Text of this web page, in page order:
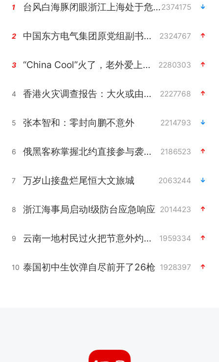
1 台风白海豚闭眼浙江上海处于危险半圆2374175
2 中国东方电气集团原党组副书记、董事宋致远被查 2324767
3 “China Cool”火了，老外爱上中国避暑游 2280303
4 香港火灾调查报告：大火或由烟头引起 2227768
5 张本智和：零封向鹏不意外 2214793
6 俄黑客称掌握北约直接参与袭俄证据 2186523
7 万岁山接盘烂尾恒大文旅城 2063244
8 浙江海事局启动Ⅰ级防台应急响应 2014423
9 云南一地村民过火把节意外灼伤16人 1959334
10 泰国初中生饮弹自尽前开了26枪 1928397